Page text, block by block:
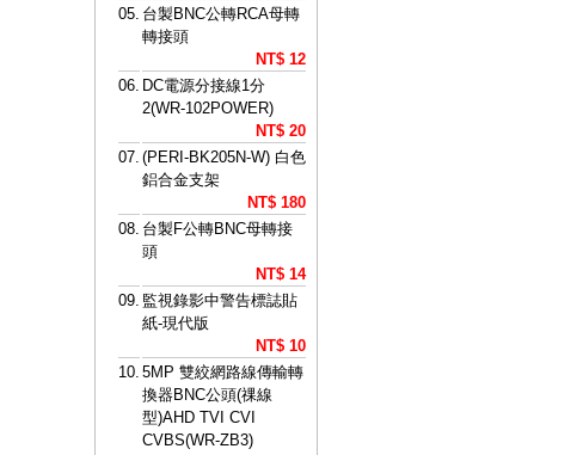
05. 台製BNC公轉RCA母轉
轉接頭
NT$ 12
06. DC電源分接線1分
2(WR-102POWER)
NT$ 20
07. (PERI-BK205N-W) 白色
鋁合金支架
NT$ 180
08. 台製F公轉BNC母轉接
頭
NT$ 14
09. 監視錄影中警告標誌貼
紙-現代版
NT$ 10
10. 5MP 雙絞網路線傳輸轉
換器BNC公頭(祼線
型)AHD TVI CVI
CVBS(WR-ZB3)